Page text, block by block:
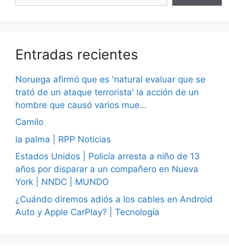
Entradas recientes
Noruega afirmó que es 'natural evaluar que se
trató de un ataque terrorista' la acción de un
hombre que causó varios mue…
Camilo
la palma | RPP Noticias
Estados Unidos | Policía arresta a niño de 13
años por disparar a un compañero en Nueva
York | NNDC | MUNDO
¿Cuándo diremos adiós a los cables en Android
Auto y Apple CarPlay? | Tecnología